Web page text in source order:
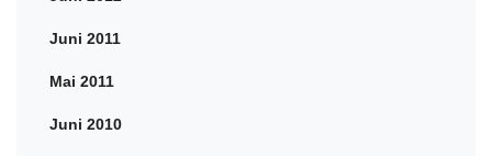
Juni 2011
Mai 2011
Juni 2010